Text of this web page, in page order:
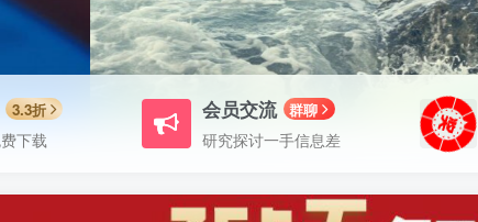
3.3折
下载
会员交流 群聊
研究探讨一手信息差